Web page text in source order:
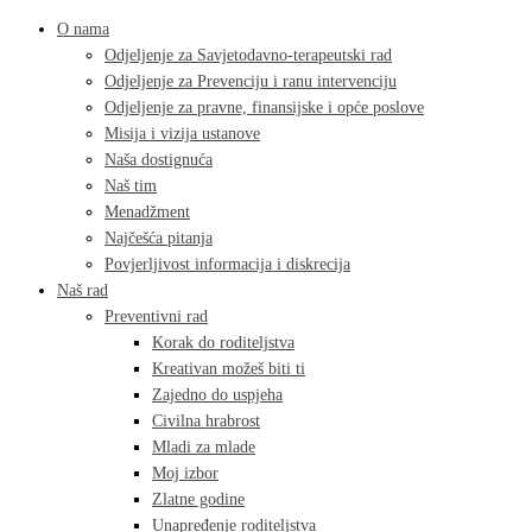
O nama
Odjeljenje za Savjetodavno-terapeutski rad
Odjeljenje za Prevenciju i ranu intervenciju
Odjeljenje za pravne, finansijske i opće poslove
Misija i vizija ustanove
Naša dostignuća
Naš tim
Menadžment
Najčešća pitanja
Povjerljivost informacija i diskrecija
Naš rad
Preventivni rad
Korak do roditeljstva
Kreativan možeš biti ti
Zajedno do uspjeha
Civilna hrabrost
Mladi za mlade
Moj izbor
Zlatne godine
Unapređenje roditeljstva